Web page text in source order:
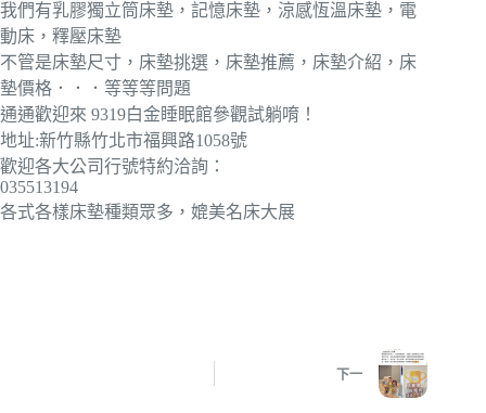
我們有乳膠獨立筒床墊，記憶床墊，涼感恆溫床墊，電
動床，釋壓床墊
不管是床墊尺寸，床墊挑選，床墊推薦，床墊介紹，床
墊價格．．．等等等問題
通通歡迎來 9319白金睡眠館參觀試躺唷！
地址:新竹縣竹北市福興路1058號
歡迎各大公司行號特約洽詢：
035513194
各式各樣床墊種類眾多，媲美名床大展
下一